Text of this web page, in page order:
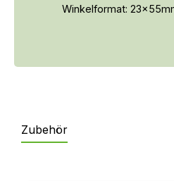
Winkelformat:
Zubehör